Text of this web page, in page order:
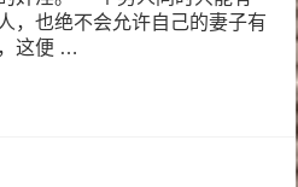
，也绝不会允许自己的妻子有
这便 …